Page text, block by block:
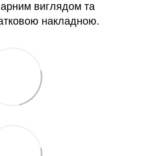
виглядом та
накладною.